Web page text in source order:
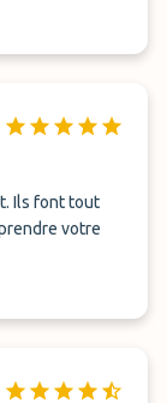
Ils font tout
votre